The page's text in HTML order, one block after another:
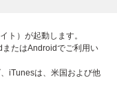
ト）が起動します。
またはAndroidでご利用い
iTunesは、米国および他